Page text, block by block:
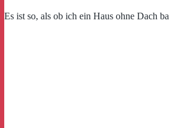
Es ist so, als ob ich ein Haus ohne Dach